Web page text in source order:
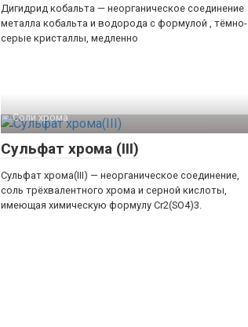
Дигидрид кобальта — неорганическое соединение
металла кобальта и водорода с формулой , тёмно-
серые кристаллы, медленно
Соли хрома‎
Сульфат хрома (III)
Сульфат хрома(III) — неорганическое соединение,
соль трёхвалентного хрома и серной кислоты,
имеющая химическую формулу Cr2(SO4)3.